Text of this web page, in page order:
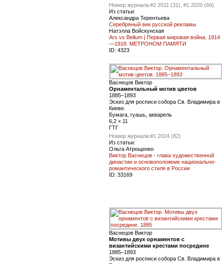
Номер журнала:#2 2011 (31), #1 2020 (66)
Из статьи:
Александра Терентьева
Серебряный век русской рекламы
Натэлла Войскунская
Ars vs Bellum | Первая мировая война. 1914
—1918. МЕТРОНОМ ПАМЯТИ
ID: 4323
Васнецов Виктор
Орнаментальный мотив цветов
1885–1893
Эскиз для росписи собора Св. Владимира в
Киеве.
Бумага, гуашь, акварель
6,2 × 11
ГТГ
Номер журнала:#1 2024 (82)
Из статьи:
Ольга Атрощенко
Виктор Васнецов - глава художественной
династии и основоположник национально-
романтического стиля в России
ID: 33169
Васнецов Виктор
Мотивы двух орнаментов с
византийскими крестами посредине
1885–1893
Эскиз для росписи собора Св. Владимира в